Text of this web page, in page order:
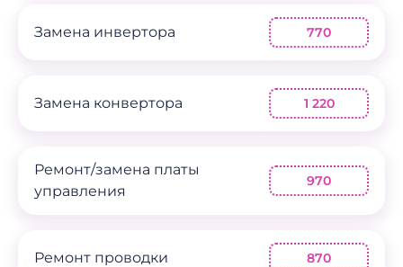
Замена инвертора 770
Замена конвертора 1 220
Ремонт/замена платы
управления
970
Ремонт проводки 870